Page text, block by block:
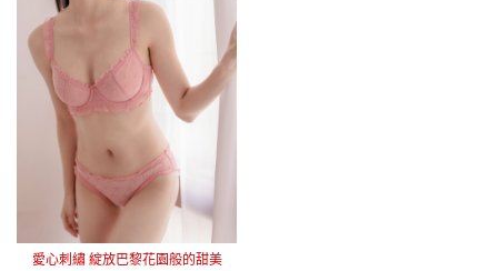
愛心刺繡 綻放巴黎花園般的甜美